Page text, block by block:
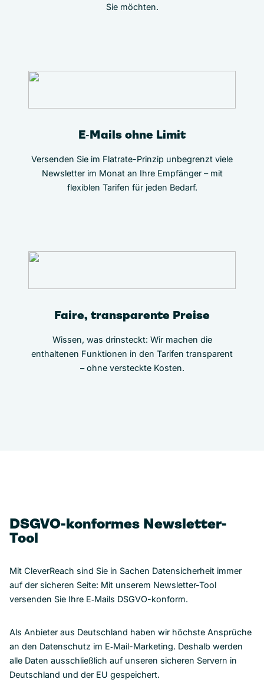
Sie möchten.
E‑Mails ohne Limit
Versenden Sie im Flatrate-Prinzip unbegrenzt viele
Newsletter im Monat an Ihre Empfänger – mit
flexiblen Tarifen für jeden Bedarf.
Faire, transparente Preise
Wissen, was drinsteckt: Wir machen die
enthaltenen Funktionen in den Tarifen transparent
– ohne versteckte Kosten.
DSGVO-konformes Newsletter-
Tool
Mit CleverReach sind Sie in Sachen Datensicherheit immer
auf der sicheren Seite: Mit unserem Newsletter-Tool
versenden Sie Ihre E‑Mails DSGVO-konform.
Als Anbieter aus Deutschland haben wir höchste Ansprüche
an den Datenschutz im E‑Mail-Marketing. Deshalb werden
alle Daten ausschließlich auf unseren sicheren Servern in
Deutschland und der EU gespeichert.